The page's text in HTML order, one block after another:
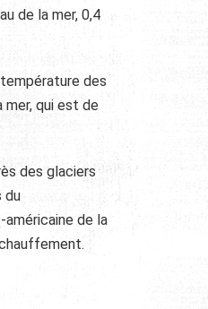
de la mer, 0,4
des
qui est de
des glaciers
du
de la